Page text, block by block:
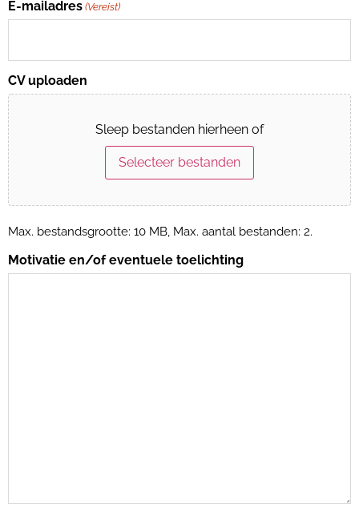
E-mailadres (Vereist)
CV uploaden
Sleep bestanden hierheen of
Selecteer bestanden
Max. bestandsgrootte: 10 MB, Max. aantal bestanden: 2.
Motivatie en/of eventuele toelichting